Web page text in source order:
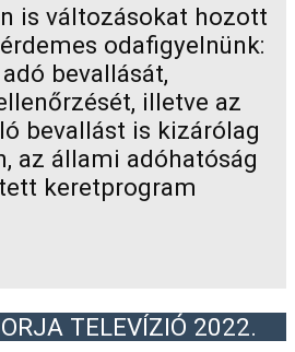
is változásokat hozott
odafigyelnünk:
bevallását,
illetve az
bevallást is kizárólag
az állami adóhatóság
keretprogram
TELEVÍZIÓ 2022.